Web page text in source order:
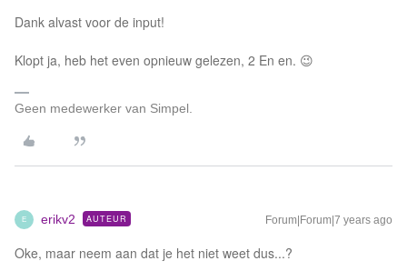
Dank alvast voor de input!
Klopt ja, heb het even opnieuw gelezen, 2 En en. 😉
Geen medewerker van Simpel.
E erikv2 AUTEUR Forum|Forum|7 years ago
Oke, maar neem aan dat je het niet weet dus...?